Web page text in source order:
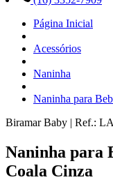
Página Inicial
Acessórios
Naninha
Naninha para
Biramar Baby | Ref.:
Naninha para
Coala Cinza